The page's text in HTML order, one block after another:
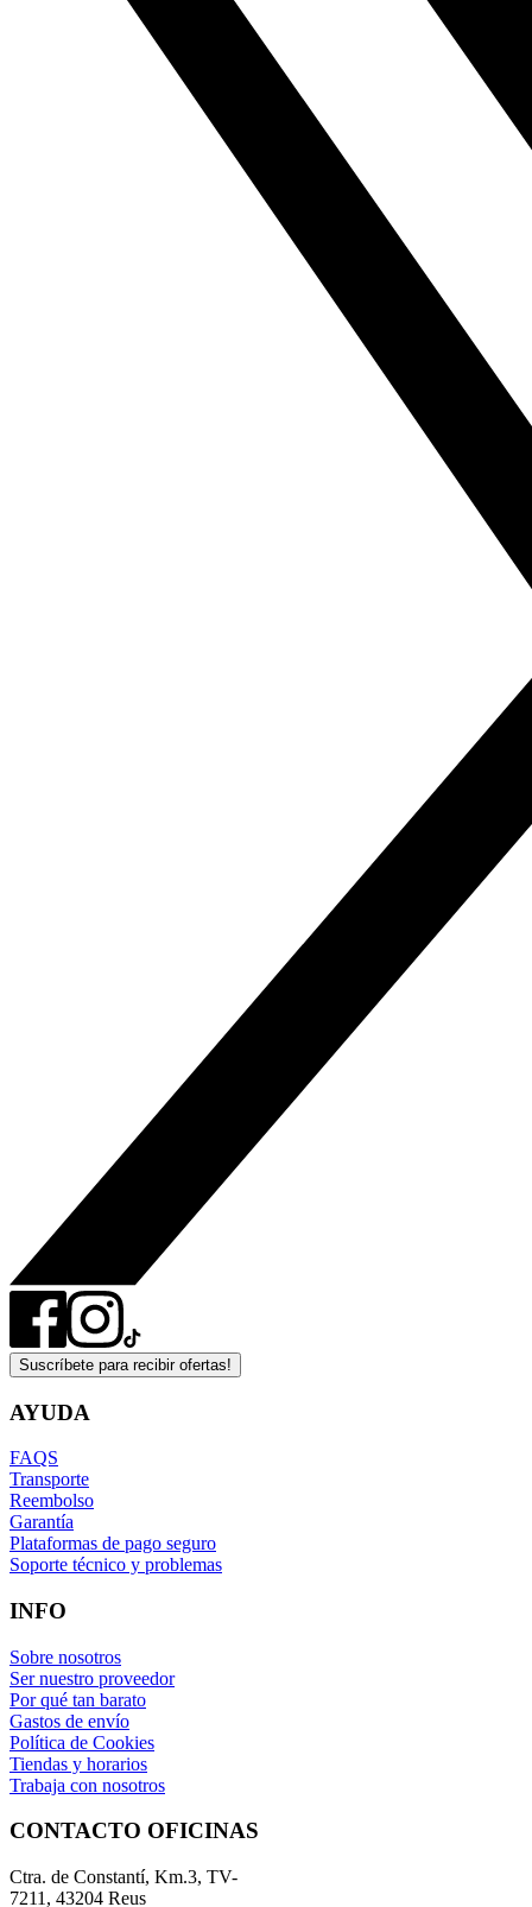
Suscríbete para recibir ofertas!
AYUDA
FAQS
Transporte
Reembolso
Garantía
Plataformas de pago seguro
Soporte técnico y problemas
INFO
Sobre nosotros
Ser nuestro proveedor
Por qué tan barato
Gastos de envío
Política de Cookies
Tiendas y horarios
Trabaja con nosotros
CONTACTO OFICINAS
Ctra. de Constantí, Km.3, TV-
7211, 43204 Reus